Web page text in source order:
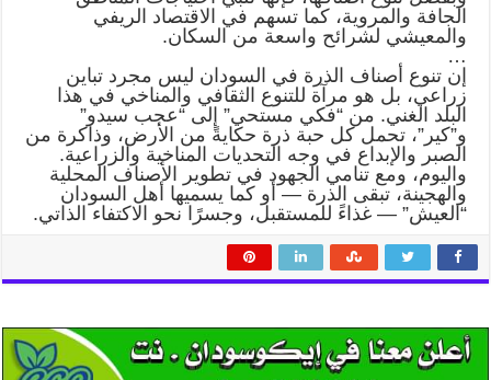
الجافة والمروية، كما تسهم في الاقتصاد الريفي
والمعيشي لشرائح واسعة من السكان.
…
إن تنوع أصناف الذرة في السودان ليس مجرد تباين
زراعي، بل هو مرآة للتنوع الثقافي والمناخي في هذا
البلد الغني. من “فكي مستحي” إلى “عجب سيدو”
و”كير”، تحمل كل حبة ذرة حكايةً من الأرض، وذاكرة من
الصبر والإبداع في وجه التحديات المناخية والزراعية.
واليوم، ومع تنامي الجهود في تطوير الأصناف المحلية
والهجينة، تبقى الذرة — أو كما يسميها أهل السودان
“العيش” — غذاءً للمستقبل، وجسرًا نحو الاكتفاء الذاتي.